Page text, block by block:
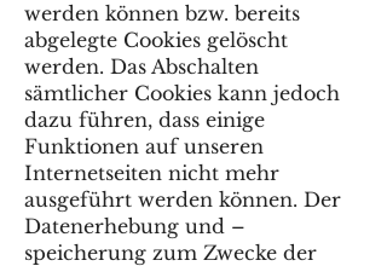
werden können bzw. bereits
abgelegte Cookies gelöscht
werden. Das Abschalten
sämtlicher Cookies kann jedoch
dazu führen, dass einige
Funktionen auf unseren
Internetseiten nicht mehr
ausgeführt werden können. Der
Datenerhebung und –
speicherung zum Zwecke der